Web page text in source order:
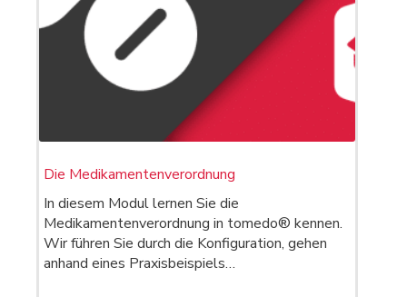
Die Medikamentenverordnung
In diesem Modul lernen Sie die
Medikamentenverordnung in tomedo® kennen.
Wir führen Sie durch die Konfiguration, gehen
anhand eines Praxisbeispiels…